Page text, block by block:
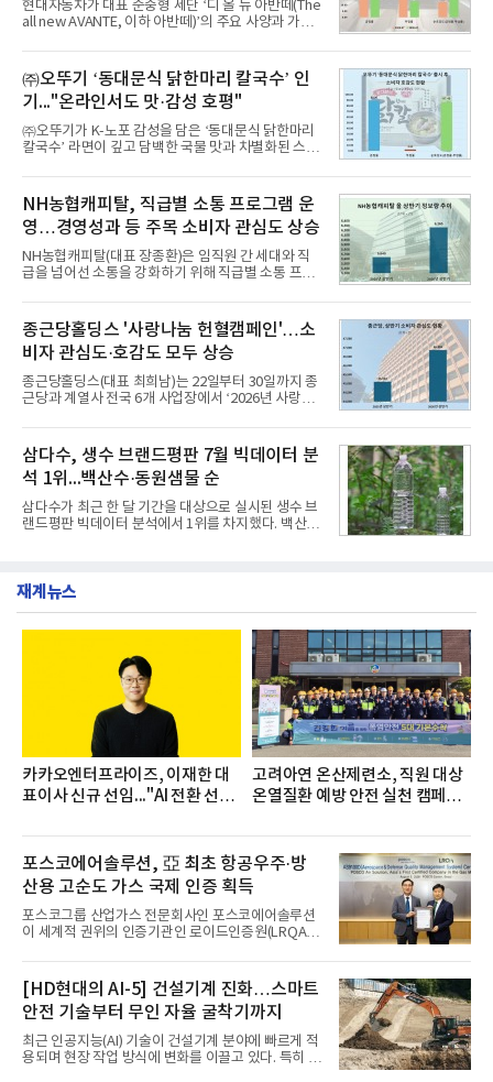
현대자동차가 대표 준중형 세단 ‘디 올 뉴 아반떼(The
all new AVANTE, 이하 아반떼)’의 주요 사양과 가격
떼는 6년 만에 선보이는 8세대 완전변경 모델로, ▲정
교한 선과 면을 중심으로 완성한 파격적인 디자인 ▲
과거 중형 세단 수준으로 확대된 차체 제원 ▲글로벌
최고 수준의 안전성 ▲성능과 효율을 동시에 높인 주
행 완성도 ▲첨단 편의 및 디지털 사양 적용 등을 통해
글로벌 준중형 세단의 새로운 기준을 세웠다.아반떼
는 가솔린 2.0과 1.6 하이브리드 두 가지 파워트레인
넘
㈜오뚜기 ‘동대문식 닭한마리 칼국수’ 인
기..."온라인서도 맛·감성 호평"
㈜오뚜기가 K-노포 감성을 담은 ‘동대문식 닭한마리
칼국수’ 라면이 깊고 담백한 국물 맛과 차별화된 스토
혔다.‘동대문식 닭한마리 칼국수’는 예상을 뛰어넘는
소비자 호응에 힘입어 지난 7월 13일 첫 선을 보인 지
단 18일 만에 누적 판매량 50만 개를 돌파하는 성과를
거두었다.이번 신제품은 개발진이 전국의 닭한마리
전문점을 직접 찾아 다니며 최적의 육수 비율을 완성
했다. 자극적이지 않으면서도 깊은 닭육수에 마늘의
개운한 풍미를 더했으며, 국물이 잘 배어들면서도 쫄
서도
NH농협캐피탈, 직급별 소통 프로그램 운
영…경영성과 등 주목 소비자 관심도 상승
NH농협캐피탈(대표 장종환)은 임직원 간 세대와 직
급을 넘어선 소통을 강화하기 위해 직급별 소통 프로
부터 30일까지 서울 원센티널 NH농협캐피탈타워 22
층에서 운영했다고 31일 밝혔다.이번 프로그램은 경
영지원부 홍보팀과 2026년 새로이(e)＊가 공동 주관
했으며, ▲팀장·부장(7.27), ▲계장·주임(7.28), ▲과
장·차장(7.29), ▲대리(7.30) 등 직급별로 총 4회에 걸
쳐 진행됐다.참고로 새로이(e)는 NH농협캐피탈 MZ
세대들로(과장~계장) 구성된 자율 참여조직으로, 조
반에 전파하는 역할
종근당홀딩스 '사랑나눔 헌혈캠페인'…소
비자 관심도·호감도 모두 상승
종근당홀딩스(대표 최희남)는 22일부터 30일까지 종
근당과 계열사 전국 6개 사업장에서 ‘2026년 사랑나
인은 장마와 폭염, 여름휴가 등으로 헌혈 참여가 줄어
드는 시기에 안정적 혈액 수급에 기여하고 생명나눔
문화를 확산하기 위해 마련됐다.캠페인은 종근당 천
안공장을 시작으로 ▲효종연구소 ▲종근당바이오 안
산공장 ▲경보제약 아산본사 ▲종근당건강 당진공장
▲종근당 본사 등 전국 6개 사업장에서 릴레이 방식
으로 이어졌다.캠페인 기간에는 임직원의 참여를 독
증을 한국백혈병
삼다수, 생수 브랜드평판 7월 빅데이터 분
석 1위...백산수·동원샘물 순
삼다수가 최근 한 달 기간을 대상으로 실시된 생수 브
랜드평판 빅데이터 분석에서 1위를 차지했다. 백산수
까지 수집된 소비자 빅데이터 3,702,555건을 분석한
터는 지난 4월(3,435,836건) 대비 7.76% 증가한 수
치다.연구소에 따르면 7월 생수 브랜드평판 순위는 삼
다수, 백산수, 동원샘물, 스파클, 아이시스, 에비앙,
몽베스트, 크리스탈, 풀무원샘물, 평창수, 지리산수,
재계뉴스
카카오엔터프라이즈, 이재한 대
표이사 신규 선임..."AI 전환 선
고려아연 온산제련소, 직원 대상
온열질환 예방 안전 실천 캠페인
포스코에어솔루션, 亞 최초 항공우주·방
산용 고순도 가스 국제 인증 획득
포스코그룹 산업가스 전문회사인 포스코에어솔루션
이 세계적 권위의 인증기관인 로이드인증원(LRQA)
순도 희귀가스 제조 분야 국제공인 인증인 ‘항공우주·
방산 품질경영시스템(AS9100D)’을 획득했다.포스코
에어솔루션은 6일 서울 포스코센터에서 김대연 포스
코에어솔루션 대표, 이일형 로이드인증원(LRQA) 한
국지사 대표 등이 참석한 가운데 ‘항공우주·방산 품질
경영시스템(AS9100D)’ 인증수여식을 가졌다고 밝혔
다.포스코에어솔루션이 획득한 AS9100D는 국제 품
[HD현대의 AI-5] 건설기계 진화…스마트
안전 기술부터 무인 자율 굴착기까지
최근 인공지능(AI) 기술이 건설기계 분야에 빠르게 적
용되며 현장 작업 방식에 변화를 이끌고 있다. 특히 무